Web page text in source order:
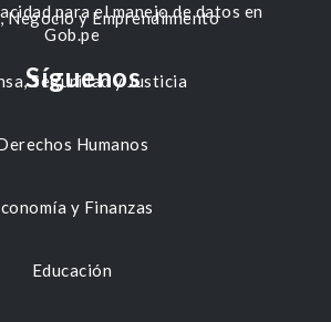
Negocio y Emprendimiento
Seguridad y Justicia
Humanos
y Finanzas
Educación
para el manejo de datos en
Gob.pe
Síguenos